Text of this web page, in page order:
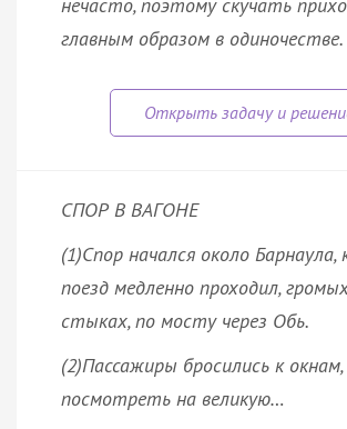
главным образом в
СПОР В ВАГОНЕ
(1)Спор начался около Барнаула,
поезд медленно проходил,
стыках, по мосту через Обь.
(2)Пассажиры бросились к
посмотреть на великую…